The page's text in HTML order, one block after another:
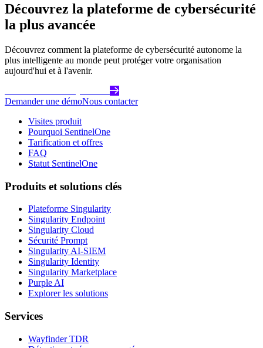
Découvrez la plateforme de cybersécurité
la plus avancée
Découvrez comment la plateforme de cybersécurité autonome la
plus intelligente au monde peut protéger votre organisation
aujourd'hui et à l'avenir.
Demander une démoNous contacter
Visites produit
Pourquoi SentinelOne
Tarification et offres
FAQ
Statut SentinelOne
Produits et solutions clés
Plateforme Singularity
Singularity Endpoint
Singularity Cloud
Sécurité Prompt
Singularity AI-SIEM
Singularity Identity
Singularity Marketplace
Purple AI
Explorer les solutions
Services
Wayfinder TDR